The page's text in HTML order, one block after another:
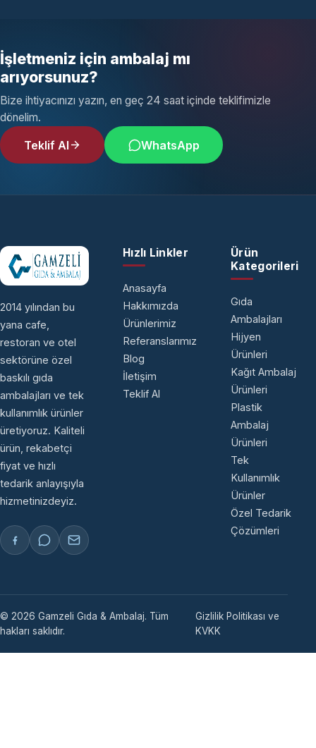
İşletmeniz için ambalaj mı
arıyorsunuz?
Bize ihtiyacınızı yazın, en geç 24 saat içinde teklifimizle
dönelim.
Teklif Al WhatsApp
2014 yılından bu
yana cafe,
restoran ve otel
sektörüne özel
baskılı gıda
ambalajları ve tek
kullanımlık ürünler
üretiyoruz. Kaliteli
ürün, rekabetçi
fiyat ve hızlı
tedarik anlayışıyla
hizmetinizdeyiz.
Hızlı Linkler
Anasayfa
Hakkımızda
Ürünlerimiz
Referanslarımız
Blog
İletişim
Teklif Al
Ürün
Kategorileri
Gıda
Ambalajları
Hijyen
Ürünleri
Kağıt Ambalaj
Ürünleri
Plastik
Ambalaj
Ürünleri
Tek
Kullanımlık
Ürünler
Özel Tedarik
Çözümleri
© 2026 Gamzeli Gıda & Ambalaj. Tüm
hakları saklıdır.
Gizlilik Politikası ve
KVKK